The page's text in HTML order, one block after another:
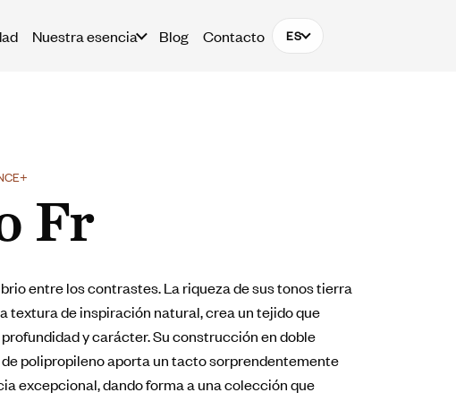
Nuestra esencia Blog Contacto ES
Fr
entre los contrastes. La riqueza de sus tonos tierra
textura de inspiración natural, crea un tejido que
y carácter. Su construcción en doble
polipropileno aporta un tacto sorprendentemente
excepcional, dando forma a una colección que